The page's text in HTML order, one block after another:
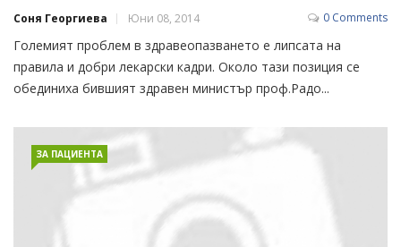
Соня Георгиева Юни 08, 2014 0 Comments
Големият проблем в здравеопазването е липсата на
правила и добри лекарски кадри. Около тази позиция се
обединиха бившият здравен министър проф.Радо...
ЗА ПАЦИЕНТА